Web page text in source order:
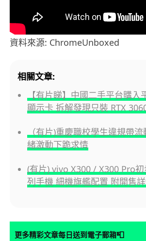
資料來源: ChromeUnboxed
相關文章:
【有片睇】中國二手平台購入
顯示卡 拆解發現只裝 RTX
（有片)重慶職校學生違規帶
緒激動下跪求情
(有片) vivo X300 / X300 Pro
列手機 細機旗艦配置 附開售
更多精彩文章每日送到電子郵箱📮